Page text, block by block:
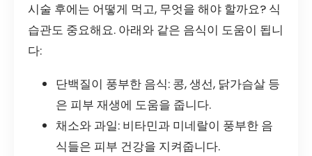
시술 후에는 어떻게 먹고, 무엇을 해야 할까요? 식
습관도 중요해요. 아래와 같은 음식이 도움이 됩니
다:
단백질이 풍부한 음식: 콩, 생선, 닭가슴살 등
은 피부 재생에 도움을 줍니다.
채소와 과일: 비타민과 미네랄이 풍부한 음
식들은 피부 건강을 지켜줍니다.